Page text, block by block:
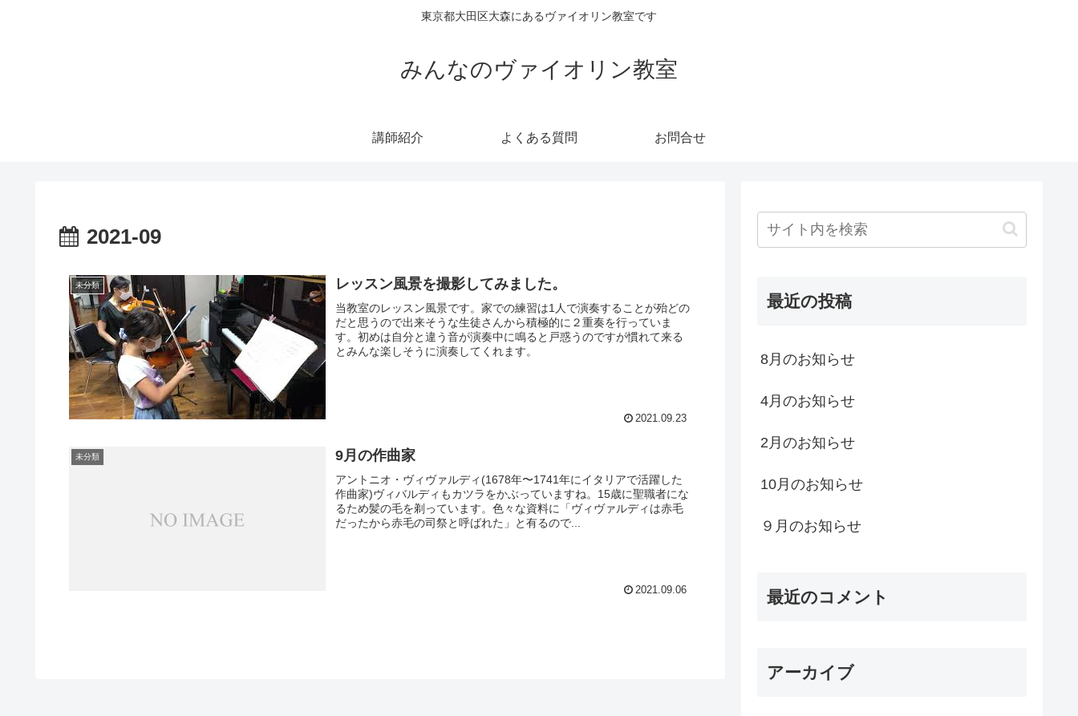
東京都大田区大森にあるヴァイオリン教室です
みんなのヴァイオリン教室
講師紹介 よくある質問 お問合せ
2021-09
未分類 レッスン風景を撮影してみました。
当教室のレッスン風景です。家での練習は1人で演奏することが殆どの
だと思うので出来そうな生徒さんから積極的に２重奏を行っていま
す。初めは自分と違う音が演奏中に鳴ると戸惑うのですが慣れて来る
とみんな楽しそうに演奏してくれます。
2021.09.23
未分類 9月の作曲家
アントニオ・ヴィヴァルディ(1678年〜1741年にイタリアで活躍した
作曲家)ヴィバルディもカツラをかぶっていますね。15歳に聖職者にな
るため髪の毛を剃っています。色々な資料に「ヴィヴァルディは赤毛
だったから赤毛の司祭と呼ばれた」と有るので...
2021.09.06
最近の投稿
8月のお知らせ
4月のお知らせ
2月のお知らせ
10月のお知らせ
９月のお知らせ
最近のコメント
アーカイブ